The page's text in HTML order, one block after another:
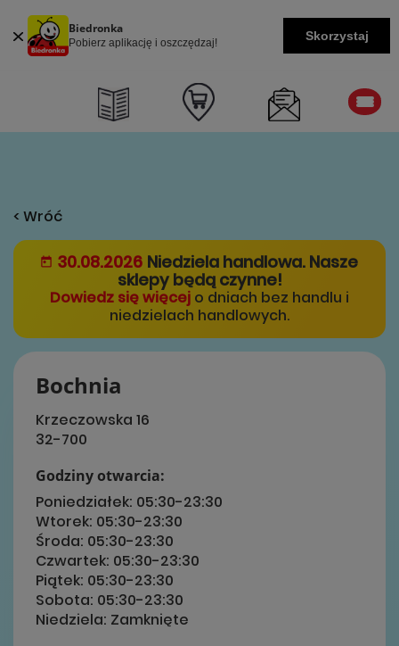
Biedronka
Pobierz aplikację i oszczędzaj! Skorzystaj
< Wróć
30.08.2026 Niedziela handlowa. Nasze
sklepy będą czynne!
Dowiedz się więcej o dniach bez handlu i
niedzielach handlowych.
Bochnia
Krzeczowska 16
32-700
Godziny otwarcia:
Poniedziałek: 05:30-23:30
Wtorek: 05:30-23:30
Środa: 05:30-23:30
Czwartek: 05:30-23:30
Piątek: 05:30-23:30
Sobota: 05:30-23:30
Niedziela: Zamknięte